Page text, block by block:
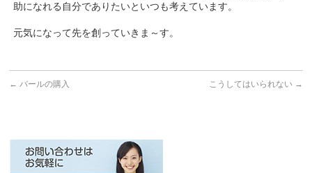
助になれる自分でありたいといつも考えています。
元気になって先を創っていきま～す。
← バールの購入 こうしてはいられない →